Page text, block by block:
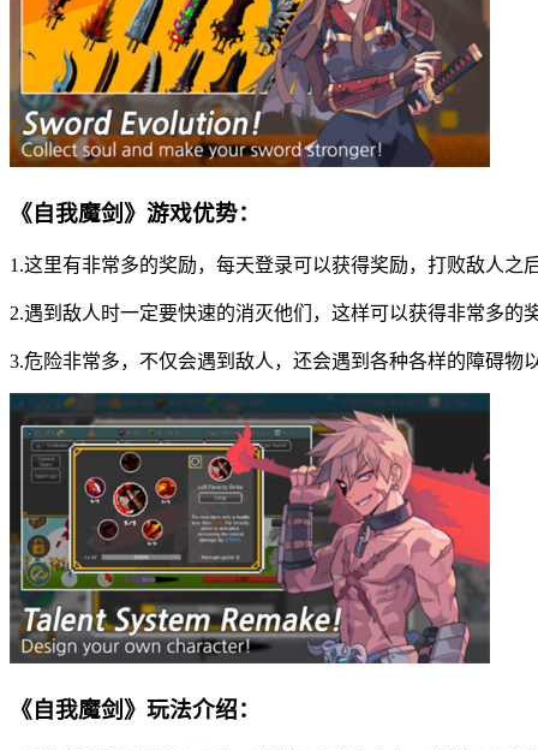
《自我魔剑》游戏优势：
1.这里有非常多的奖励，每天登录可以获得奖励，打败敌人之
2.遇到敌人时一定要快速的消灭他们，这样可以获得非常多
3.危险非常多，不仅会遇到敌人，还会遇到各种各样的障碍物
《自我魔剑》玩法介绍：